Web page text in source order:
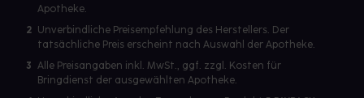
Apotheke.
2 Unverbindliche Preisempfehlung des Herstellers. Der
tatsächliche Preis erscheint nach Auswahl der Apotheke.
3 Alle Preisangaben inkl. MwSt., ggf. zzgl. Kosten für
Bringdienst der ausgewählten Apotheke.